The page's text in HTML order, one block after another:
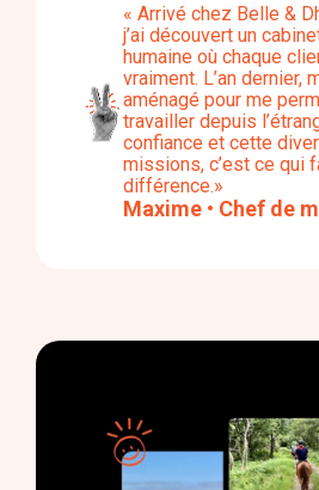
« Arrivé chez Belle &
j’ai découvert un
humaine où chaque
vraiment. L’an dernier,
aménagé pour me
travailler depuis
confiance et cette
missions, c’est ce qui
différence.»
Maxime • Chef de